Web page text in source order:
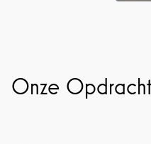
Onze